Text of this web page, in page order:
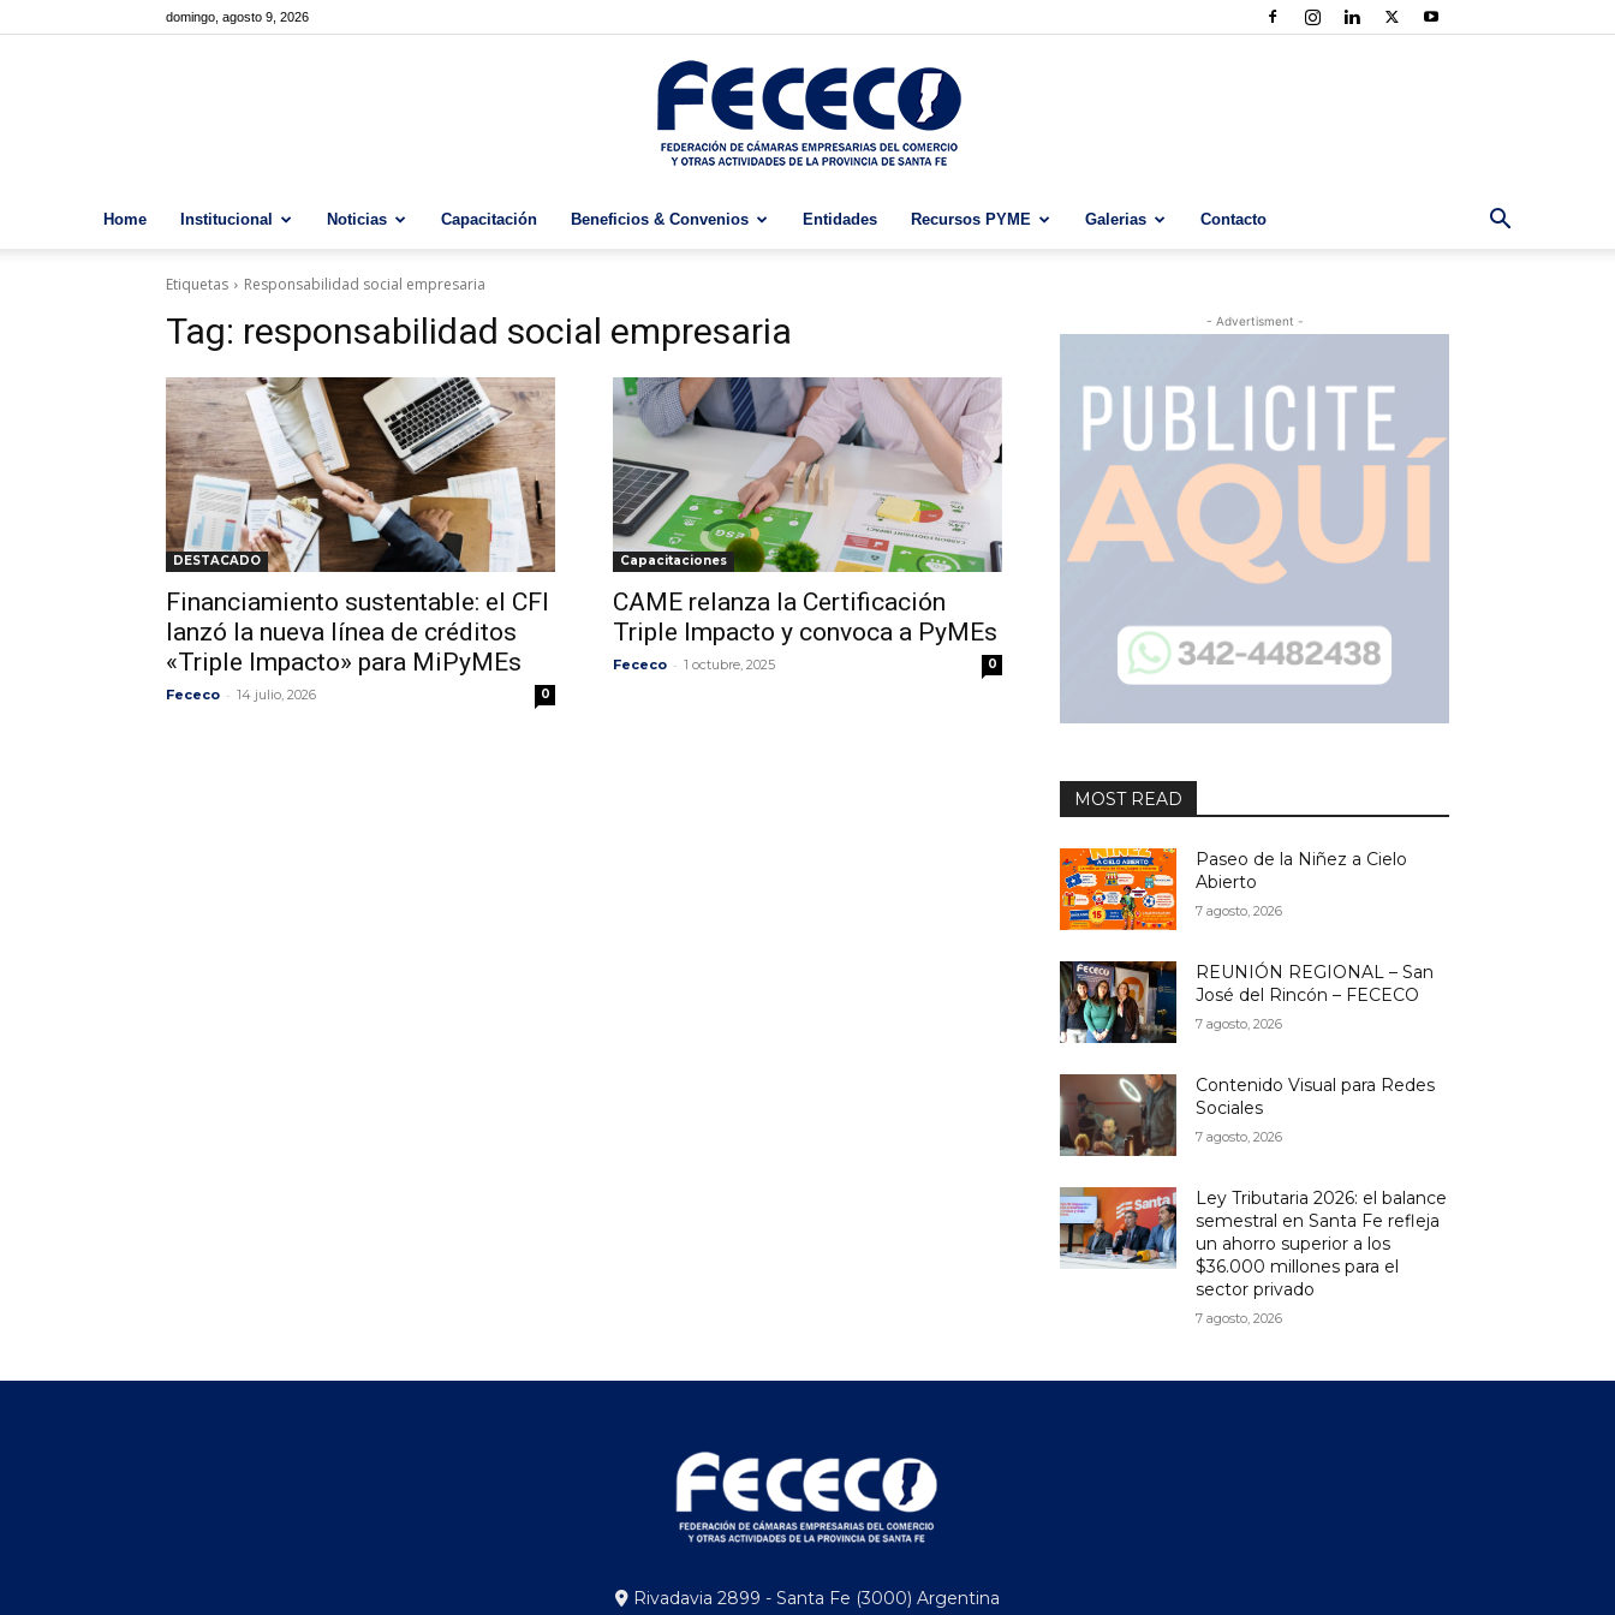
domingo, agosto 9, 2026
Home Institucional Noticias Capacitación Beneficios & Convenios Entidades Recursos PYME Galerias Contacto
Etiquetas Responsabilidad social empresaria
Tag: responsabilidad social empresaria
DESTACADO
Financiamiento sustentable: el CFI
lanzó la nueva línea de créditos
«Triple Impacto» para MiPyMEs
Fececo - 14 julio, 2026 0
Capacitaciones
CAME relanza la Certificación
Triple Impacto y convoca a PyMEs
Fececo - 1 octubre, 2025 0
- Advertisment -
MOST READ
Paseo de la Niñez a Cielo
Abierto
7 agosto, 2026
REUNIÓN REGIONAL – San
José del Rincón – FECECO
7 agosto, 2026
Contenido Visual para Redes
Sociales
7 agosto, 2026
Ley Tributaria 2026: el balance
semestral en Santa Fe refleja
un ahorro superior a los
$36.000 millones para el
sector privado
7 agosto, 2026
Rivadavia 2899 - Santa Fe (3000) Argentina